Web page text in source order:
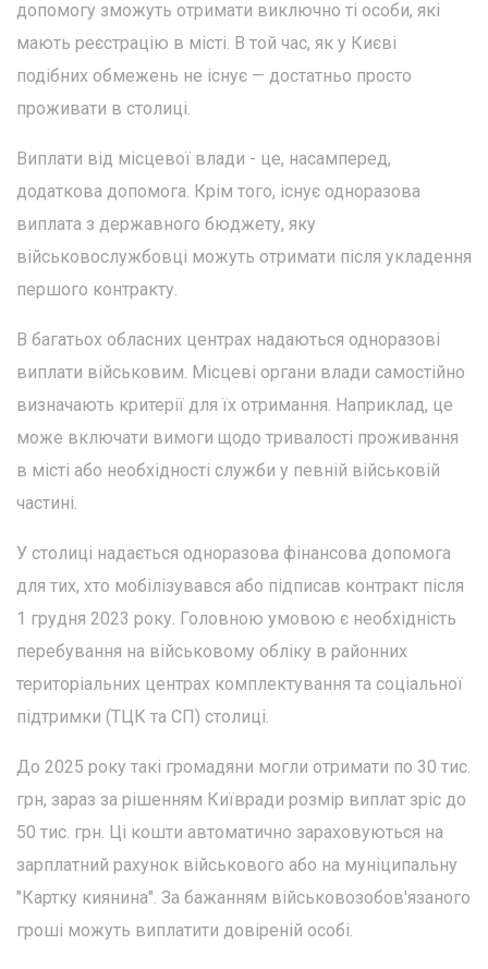
допомогу зможуть отримати виключно ті особи, які
мають реєстрацію в місті. В той час, як у Києві
подібних обмежень не існує — достатньо просто
проживати в столиці.
Виплати від місцевої влади - це, насамперед,
додаткова допомога. Крім того, існує одноразова
виплата з державного бюджету, яку
військовослужбовці можуть отримати після укладення
першого контракту.
В багатьох обласних центрах надаються одноразові
виплати військовим. Місцеві органи влади самостійно
визначають критерії для їх отримання. Наприклад, це
може включати вимоги щодо тривалості проживання
в місті або необхідності служби у певній військовій
частині.
У столиці надається одноразова фінансова допомога
для тих, хто мобілізувався або підписав контракт після
1 грудня 2023 року. Головною умовою є необхідність
перебування на військовому обліку в районних
територіальних центрах комплектування та соціальної
підтримки (ТЦК та СП) столиці.
До 2025 року такі громадяни могли отримати по 30 тис.
грн, зараз за рішенням Київради розмір виплат зріс до
50 тис. грн. Ці кошти автоматично зараховуються на
зарплатний рахунок військового або на муніципальну
"Картку киянина". За бажанням військовозобов'язаного
гроші можуть виплатити довіреній особі.